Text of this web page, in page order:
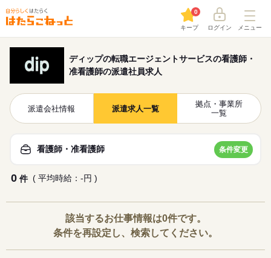
キープ
0
ログイン メニュー
ディップの転職エージェントサービスの看護師・
准看護師の派遣社員求人
派遣会社情報 派遣求人一覧
拠点・事業所
一覧
看護師・准看護師 条件変更
0 件 ( 平均時給：-円 )
該当するお仕事情報は0件です。
条件を再設定し、検索してください。